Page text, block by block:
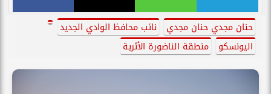
حنان مجدي حنان مجدي
نائب محافظ الوادي الجديد
اليونسكو
منطقة الناضورة الأثرية